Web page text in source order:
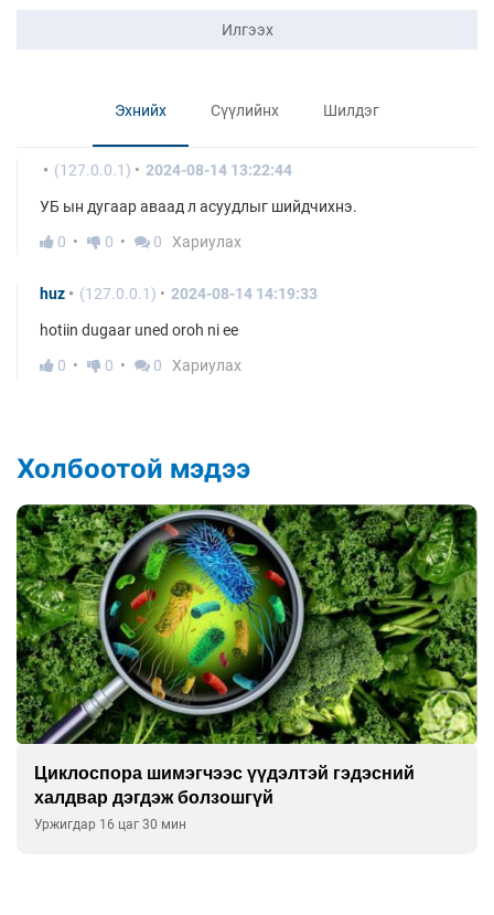
Илгээх
Эхнийх Сүүлийнх Шилдэг
(127.0.0.1) 2024-08-14 13:22:44
УБ ын дугаар аваад л асуудлыг шийдчихнэ.
0
0 0 Хариулах
huz (127.0.0.1) 2024-08-14 14:19:33
hotiin dugaar uned oroh ni ee
0
0 0 Хариулах
Холбоотой мэдээ
Сэтгэцийн эрүүл мэндэд “санаа тавих” олон
улсын хурал зохион байгуулна
Уржигдар 16 цаг 00 мин